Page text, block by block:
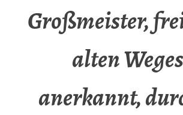
Großmeister,
alten
anerkannt,